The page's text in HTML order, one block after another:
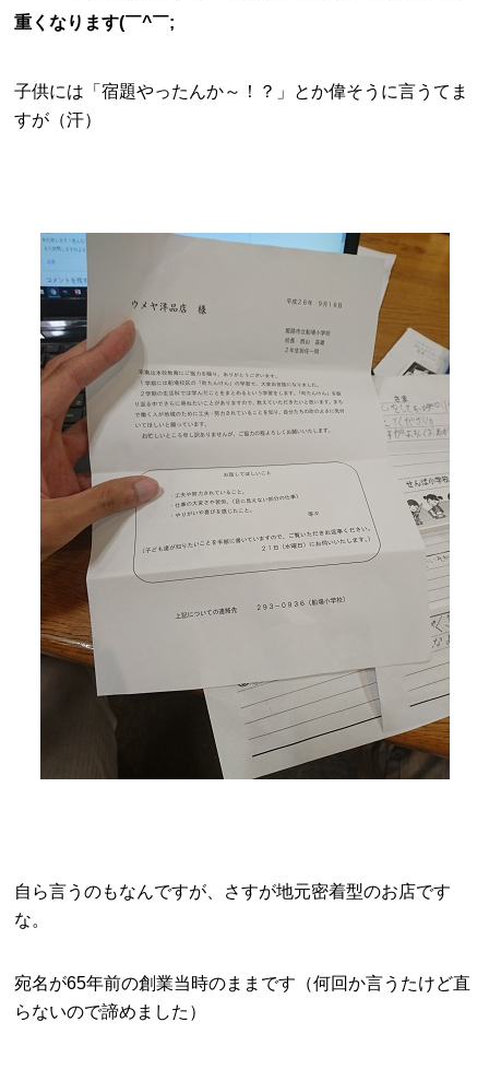
重くなります(￣^￣;
子供には「宿題やったんか～！？」とか偉そうに言うてま
すが（汗）
自ら言うのもなんですが、さすが地元密着型のお店です
な。
宛名が65年前の創業当時のままです（何回か言うたけど直
らないので諦めました）